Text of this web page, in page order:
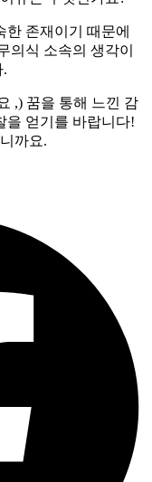
존재이기 때문에
의식 소속의 생각이
.
,) 꿈을 통해 느낀 감
을 얻기를 바랍니다!
까요.